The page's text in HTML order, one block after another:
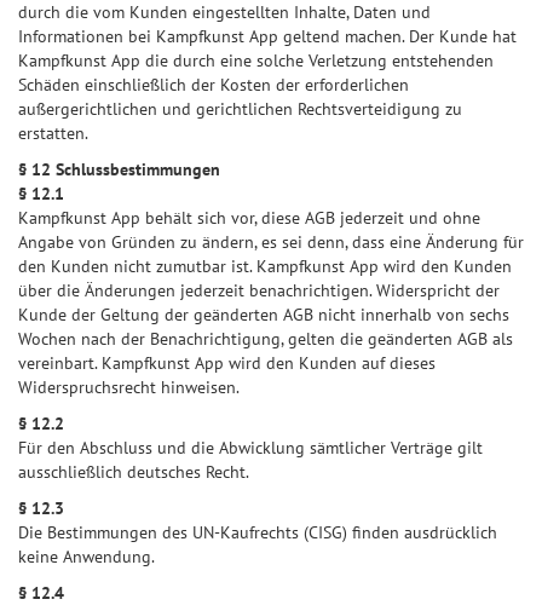
durch die vom Kunden eingestellten Inhalte, Daten und
Informationen bei Kampfkunst App geltend machen. Der Kunde hat
Kampfkunst App die durch eine solche Verletzung entstehenden
Schäden einschließlich der Kosten der erforderlichen
außergerichtlichen und gerichtlichen Rechtsverteidigung zu
erstatten.
§ 12 Schlussbestimmungen
§ 12.1
Kampfkunst App behält sich vor, diese AGB jederzeit und ohne
Angabe von Gründen zu ändern, es sei denn, dass eine Änderung für
den Kunden nicht zumutbar ist. Kampfkunst App wird den Kunden
über die Änderungen jederzeit benachrichtigen. Widerspricht der
Kunde der Geltung der geänderten AGB nicht innerhalb von sechs
Wochen nach der Benachrichtigung, gelten die geänderten AGB als
vereinbart. Kampfkunst App wird den Kunden auf dieses
Widerspruchsrecht hinweisen.
§ 12.2
Für den Abschluss und die Abwicklung sämtlicher Verträge gilt
ausschließlich deutsches Recht.
§ 12.3
Die Bestimmungen des UN-Kaufrechts (CISG) finden ausdrücklich
keine Anwendung.
§ 12.4